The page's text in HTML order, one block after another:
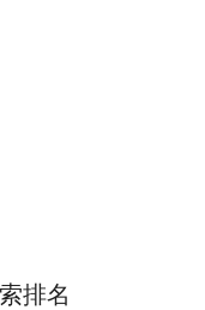
排名